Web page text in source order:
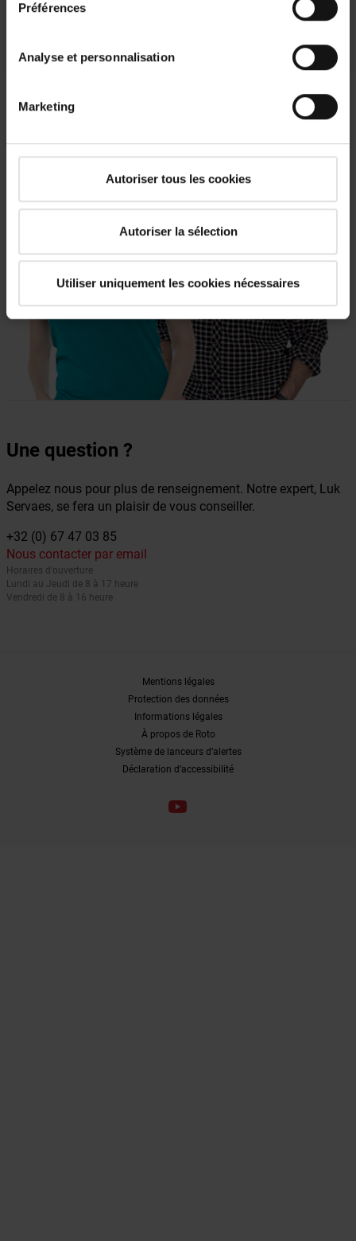
Préférences
Analyse et personnalisation
Marketing
Autoriser tous les cookies
Autoriser la sélection
Utiliser uniquement les cookies nécessaires
Une question ?
Appelez nous pour plus de renseignement. Notre expert, Luk
Servaes, se fera un plaisir de vous conseiller.
+32 (0) 67 47 03 85
Nous contacter par email
Horaires d'ouverture
Lundi au Jeudi de 8 à 17 heure
Vendredi de 8 à 16 heure
Mentions légales
Protection des données
Informations légales
À propos de Roto
Système de lanceurs d’alertes
Déclaration d’accessibilité